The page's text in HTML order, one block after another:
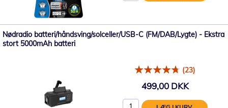
Nødradio batteri/håndsving/solceller/USB-C (FM/DAB/Lygte) - Ekstra
stort 5000mAh batteri
(23)
499,00 DKK